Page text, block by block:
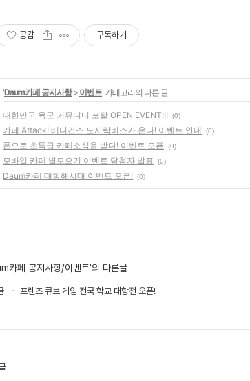
공감 구독하기
'Daum카페 공지사항> 이벤트' 카테고리의 다른 글
대한민국 육군 커뮤니티 포탈 OPEN EVENT!!! (0)
카페 Attack! 베니건스 도시락버스가 온다! 이벤트 안내 (0)
폰으로 초특급 카페소식을 받다! 이벤트 오픈 (0)
모바일 카페 별모으기 이벤트 당첨자 발표 (0)
Daum카페 대항해시대 이벤트 오픈! (0)
카페 공지사항/이벤트'의 다른글
프렌즈 큐브 게임 전국 학교 대항전 오픈!